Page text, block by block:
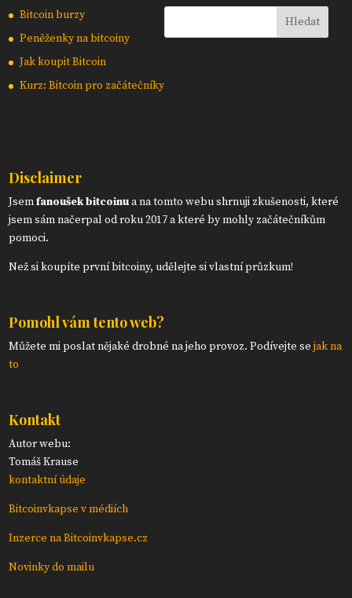
Bitcoin burzy
Peněženky na bitcoiny
Jak koupit Bitcoin
Kurz: Bitcoin pro začátečníky
Disclaimer
Jsemfanoušek bitcoinua na tomto webu shrnuji zkušenosti, které
jsem sám načerpal od roku 2017 a které by mohly začátečníkům
pomoci.
Než si koupíte první bitcoiny, udělejte si vlastní průzkum!
Pomohl vám tento web?
Můžete mi poslat nějaké drobné na jeho provoz. Podívejte sejak na
to
Kontakt
Autor webu:
Tomáš Krause
kontaktní údaje
Bitcoinvkapse v médiích
Inzerce na Bitcoinvkapse.cz
Novinky do mailu